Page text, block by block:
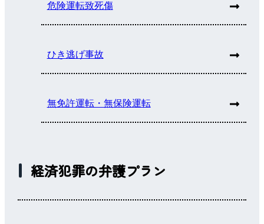
危険運転致死傷
ひき逃げ事故
無免許運転・無保険運転
経済犯罪の弁護プラン